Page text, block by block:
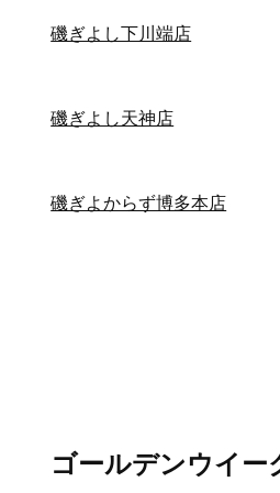
磯ぎよし下川端店
磯ぎよし天神店
磯ぎよからず博多本店
ゴールデンウイー